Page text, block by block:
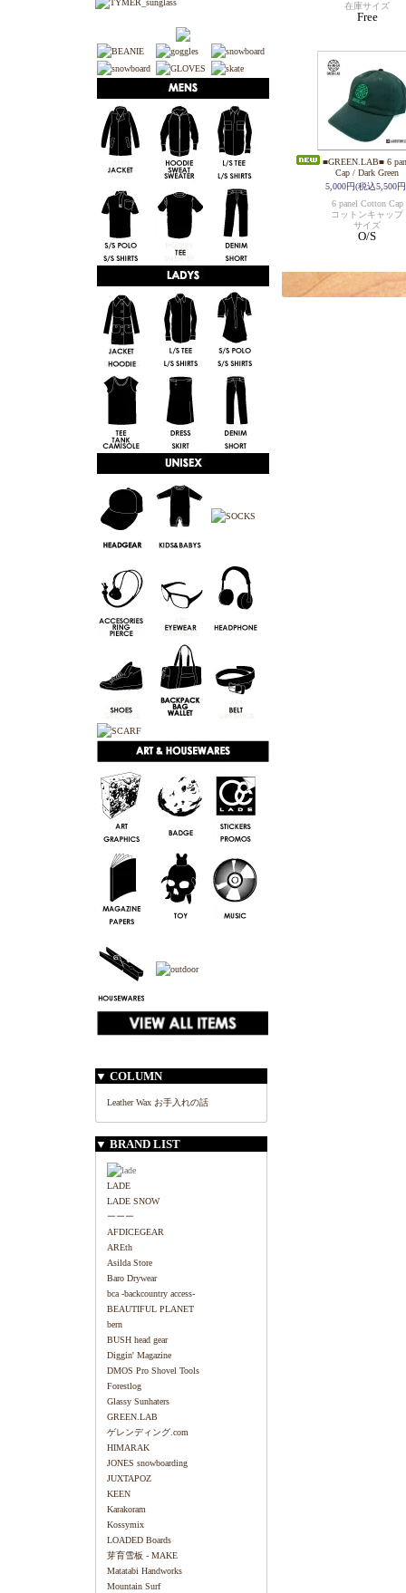
▼ COLUMN
Leather Wax お手入れの話
▼ BRAND LIST
LADE
LADE SNOW
ーーー
AFDICEGEAR
AREth
Asilda Store
Baro Drywear
bca -backcountry access-
BEAUTIFUL PLANET
bern
BUSH head gear
Diggin' Magazine
DMOS Pro Shovel Tools
Forestlog
Glassy Sunhaters
GREEN.LAB
ゲレンディング.com
HIMARAK
JONES snowboarding
JUXTAPOZ
KEEN
Karakoram
Kossymix
LOADED Boards
芽育雪板 - MAKE
Matatabi Handworks
Mountain Surf
在庫サイズ
Free
■GREEN.LAB■ 6
Cap / Dark Green
5,000円(税込5,500
6 panel Cotton Cap
コットンキャップ
サイズ
O/S